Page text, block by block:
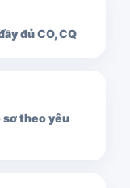
đủ CO, CQ
sơ theo yêu